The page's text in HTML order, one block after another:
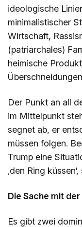
ideologische
minimalistischer
Wirtschaft,
(patriarchales)
heimische
Der Punkt an all
im Mittelpunkt
segnet ab, er
müssen folgen.
Trump eine
‚den Ring
Die Sache mit
Es gibt zwei